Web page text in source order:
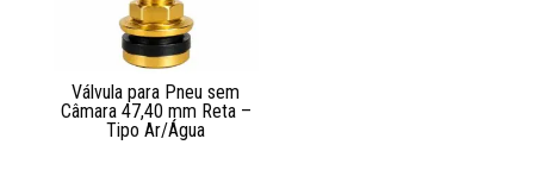
Válvula para Pneu sem
Câmara 47,40 mm Reta –
Tipo Ar/Água